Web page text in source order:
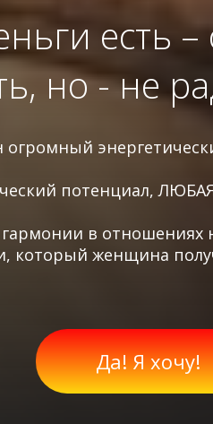
есть –
но - не
потенциал,
в отношениях
который женщина
Да! Я хочу!